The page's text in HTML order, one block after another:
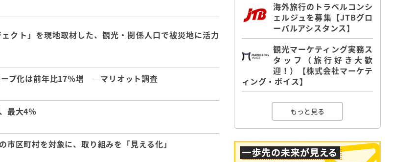
クト」を現地取材した、観光・関係人口で被災地に活力
ープ化は前年比17％増 ―マリオット調査
最大4％
区町村を対象に、取り組みを「見える化」
海外旅行のトラベルコンシ
ェルジュを募集【JTBグロ
ーバルアシスタンス】
観光マーケティング実務ス
タッフ（旅行好き大歓
迎！）【株式会社マーケテ
ィング・ボイス】
もっと見る